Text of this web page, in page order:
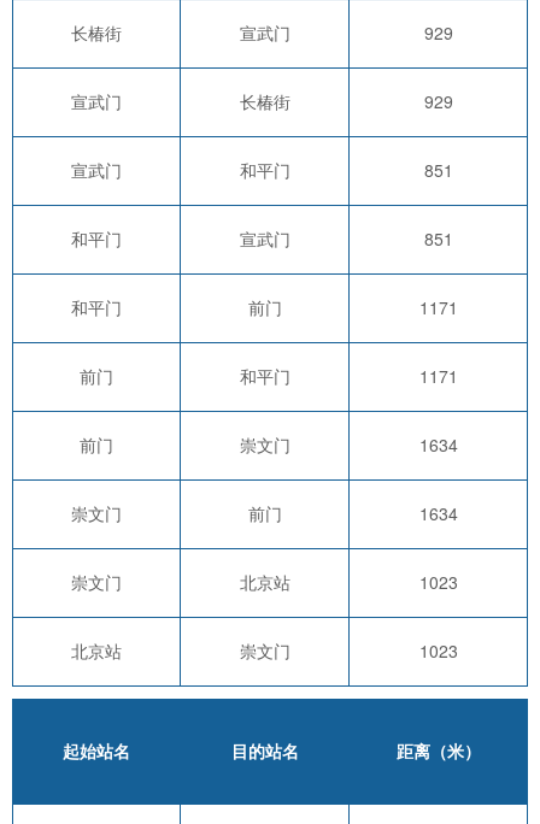
长椿街 宣武门 929
宣武门 长椿街 929
宣武门 和平门 851
和平门 宣武门 851
和平门 前门 1171
前门 和平门 1171
前门 崇文门 1634
崇文门 前门 1634
崇文门 北京站 1023
北京站 崇文门 1023
起始站名 目的站名 距离（米）